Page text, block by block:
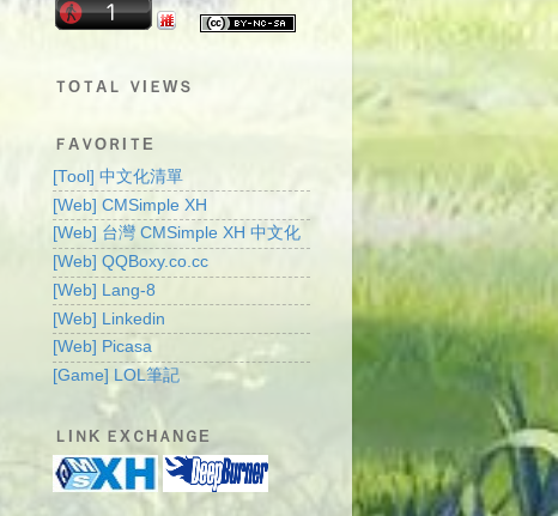
ＴOＴAＬ ＶIＥWＳ
ＦAＶOＲIＴE
[Tool] 中文化清單
[Web] CMSimple XH
[Web] 台灣 CMSimple XH 中文化
[Web] QQBoxy.co.cc
[Web] Lang-8
[Web] Linkedin
[Web] Picasa
[Game] LOL筆記
ＬIＮK ＥXＣHＡNＧE